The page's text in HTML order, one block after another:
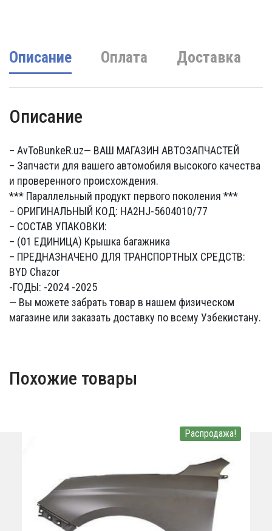
Описание Оплата Доставка
Описание
– AvToBunkeR.uz— ВАШ МАГАЗИН АВТОЗАПЧАСТЕЙ
– Запчасти для вашего автомобиля высокого качества
и проверенного происхождения.
*** Параллельный продукт первого поколения ***
– ОРИГИНАЛЬНЫЙ КОД: HA2HJ-5604010/77
– СОСТАВ УПАКОВКИ:
– (01 ЕДИНИЦА) Крышка багажника
– ПРЕДНАЗНАЧЕНО ДЛЯ ТРАНСПОРТНЫХ СРЕДСТВ:
BYD Chazor
-ГОДЫ: -2024 -2025
— Вы можете забрать товар в нашем физическом
магазине или заказать доставку по всему Узбекистану.
Похожие товары
Распродажа!